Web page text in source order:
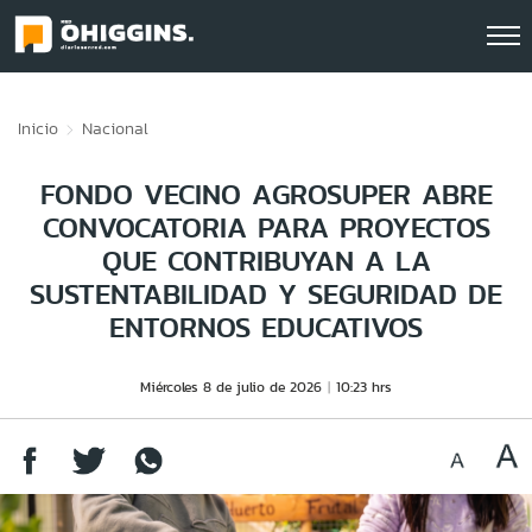
Inicio Nacional
FONDO VECINO AGROSUPER ABRE
CONVOCATORIA PARA PROYECTOS
QUE CONTRIBUYAN A LA
SUSTENTABILIDAD Y SEGURIDAD DE
ENTORNOS EDUCATIVOS
Miércoles 8 de julio de 2026 10:23 hrs